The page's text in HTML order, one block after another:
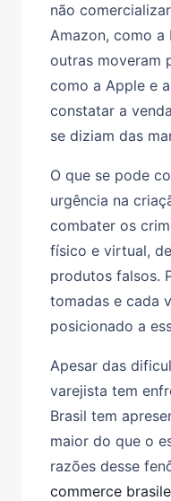
não
Amazon, como a
outras moveram
como a Apple e
constatar a
se diziam das
O que se pode
urgência na
combater os
físico e virtual,
produtos falsos.
tomadas e cada
posicionado a
Apesar das
varejista tem
Brasil tem
maior do que o
razões desse
commerce